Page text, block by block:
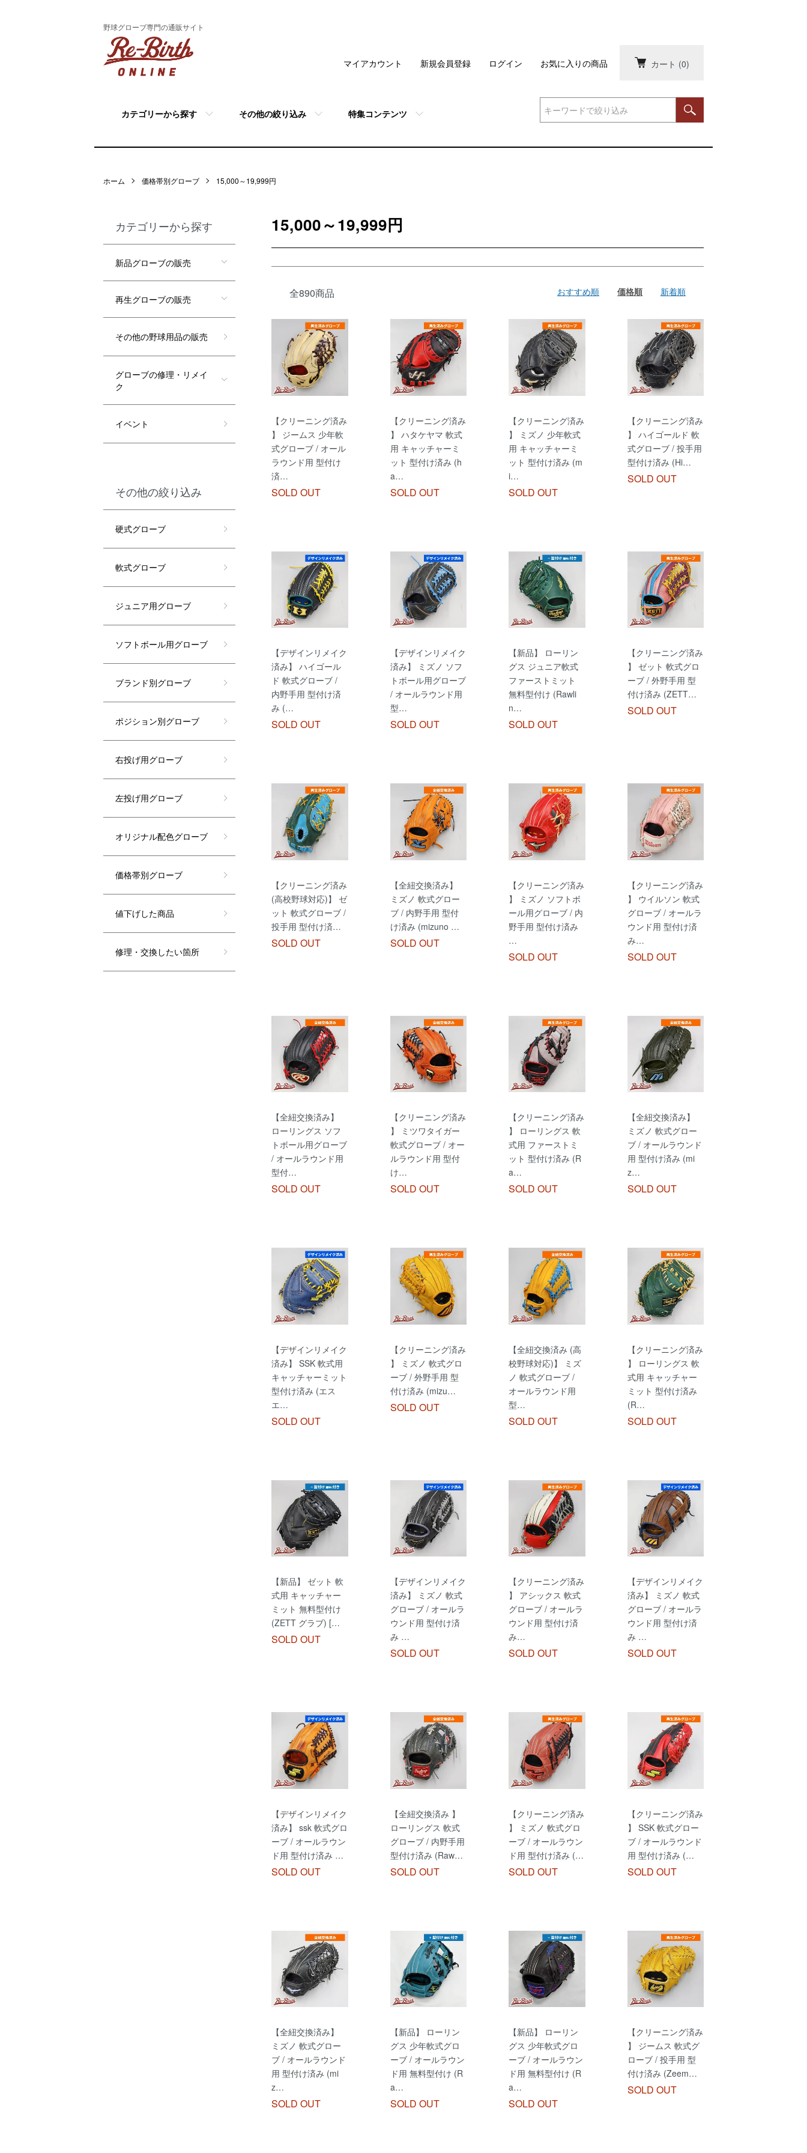
野球グローブ専門の通販サイト
カート (0)
カテゴリーから探す その他の絞り込み 特集コンテンツ
マイアカウント 新規会員登録 ログイン お気に入りの商品
ホーム 価格帯別グローブ 15,000～19,999円
15,000～19,999円
全890商品 おすすめ順 価格順 新着順
【クリーニング済み
】 ジームス 少年軟
式グローブ / オール
ラウンド用 型付け
済…
SOLD OUT
【クリーニング済み
】 ハタケヤマ 軟式
用 キャッチャーミ
ット 型付け済み (h
a…
SOLD OUT
【クリーニング済み
】 ミズノ 少年軟式
用 キャッチャーミ
ット 型付け済み (m
i…
SOLD OUT
【クリーニング済み
】 ハイゴールド 軟
式グローブ / 投手用
型付け済み (Hi…
SOLD OUT
【デザインリメイク
済み】 ハイゴール
ド 軟式グローブ /
内野手用 型付け済
み (…
SOLD OUT
【デザインリメイク
済み】 ミズノ ソフ
トボール用グローブ
/ オールラウンド用
型…
SOLD OUT
【新品】 ローリン
グス ジュニア軟式
ファーストミット
無料型付け (Rawli
n…
SOLD OUT
【クリーニング済み
】 ゼット 軟式グロ
ーブ / 外野手用 型
付け済み (ZETT…
SOLD OUT
【クリーニング済み
(高校野球対応)】 ゼ
ット 軟式グローブ /
投手用 型付け済…
SOLD OUT
【全紐交換済み】
ミズノ 軟式グロー
ブ / 内野手用 型付
け済み (mizuno …
SOLD OUT
【クリーニング済み
】 ミズノ ソフトボ
ール用グローブ / 内
野手用 型付け済み
…
SOLD OUT
【クリーニング済み
】 ウイルソン 軟式
グローブ / オールラ
ウンド用 型付け済
み…
SOLD OUT
【全紐交換済み】
ローリングス ソフ
トボール用グローブ
/ オールラウンド用
型付…
SOLD OUT
【クリーニング済み
】 ミツワタイガー
軟式グローブ / オー
ルラウンド用 型付
け…
SOLD OUT
【クリーニング済み
】 ローリングス 軟
式用 ファーストミ
ット 型付け済み (R
a…
SOLD OUT
【全紐交換済み】
ミズノ 軟式グロー
ブ / オールラウンド
用 型付け済み (mi
z…
SOLD OUT
【デザインリメイク
済み】 SSK 軟式用
キャッチャーミット
型付け済み (エス
エ…
SOLD OUT
【クリーニング済み
】 ミズノ 軟式グロ
ーブ / 外野手用 型
付け済み (mizu…
SOLD OUT
【全紐交換済み (高
校野球対応)】 ミズ
ノ 軟式グローブ /
オールラウンド用
型…
SOLD OUT
【クリーニング済み
】 ローリングス 軟
式用 キャッチャー
ミット 型付け済み
(R…
SOLD OUT
【新品】 ゼット 軟
式用 キャッチャー
ミット 無料型付け
(ZETT グラブ) […
SOLD OUT
【デザインリメイク
済み】 ミズノ 軟式
グローブ / オールラ
ウンド用 型付け済
み …
SOLD OUT
【クリーニング済み
】 アシックス 軟式
グローブ / オールラ
ウンド用 型付け済
み…
SOLD OUT
【デザインリメイク
済み】 ミズノ 軟式
グローブ / オールラ
ウンド用 型付け済
み …
SOLD OUT
【デザインリメイク
済み】 ssk 軟式グロ
ーブ / オールラウン
ド用 型付け済み …
SOLD OUT
【全紐交換済み 】
ローリングス 軟式
グローブ / 内野手用
型付け済み (Raw…
SOLD OUT
【クリーニング済み
】 ミズノ 軟式グロ
ーブ / オールラウン
ド用 型付け済み (…
SOLD OUT
【クリーニング済み
】 SSK 軟式グロー
ブ / オールラウンド
用 型付け済み (…
SOLD OUT
【全紐交換済み】
ミズノ 軟式グロー
ブ / オールラウンド
用 型付け済み (mi
z…
SOLD OUT
【新品】 ローリン
グス 少年軟式グロ
ーブ / オールラウン
ド用 無料型付け (R
a…
SOLD OUT
【新品】 ローリン
グス 少年軟式グロ
ーブ / オールラウン
ド用 無料型付け (R
a…
SOLD OUT
【クリーニング済み
】 ジームス 軟式グ
ローブ / 投手用 型
付け済み (Zeem…
SOLD OUT
カテゴリーから探す
新品グローブの販売
再生グローブの販売
その他の野球用品の販売
グローブの修理・リメイ
ク
イベント
その他の絞り込み
硬式グローブ
軟式グローブ
ジュニア用グローブ
ソフトボール用グローブ
ブランド別グローブ
ポジション別グローブ
右投げ用グローブ
左投げ用グローブ
オリジナル配色グローブ
価格帯別グローブ
値下げした商品
修理・交換したい箇所